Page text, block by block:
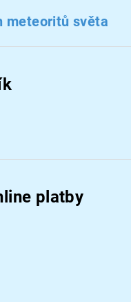
meteoritů světa
platby